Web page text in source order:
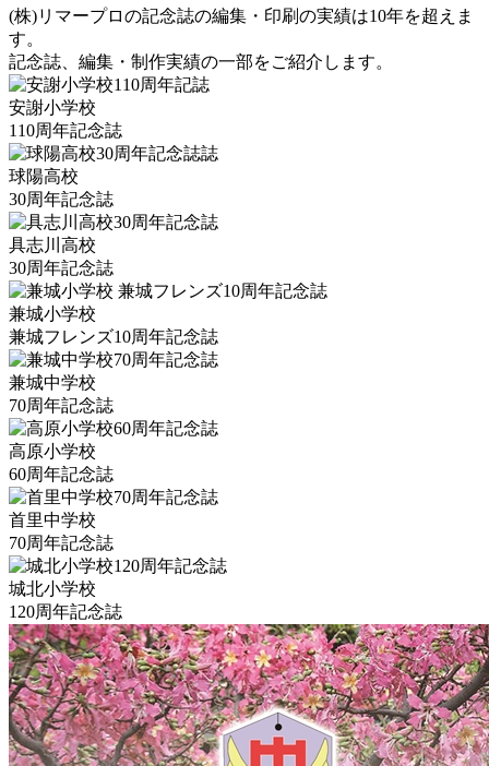
(株)リマープロの記念誌の編集・印刷の実績は10年を超えま
す。
記念誌、編集・制作実績の一部をご紹介します。
安謝小学校
110周年記念誌
球陽高校
30周年記念誌
具志川高校
30周年記念誌
兼城小学校
兼城フレンズ10周年記念誌
兼城中学校
70周年記念誌
高原小学校
60周年記念誌
首里中学校
70周年記念誌
城北小学校
120周年記念誌